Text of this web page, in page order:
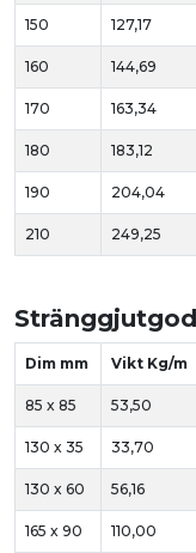
150 127,17
160 144,69
170 163,34
180 183,12
190 204,04
210 249,25
Dim mm Vikt Kg/m
85 x 85 53,50
130 x 35 33,70
130 x 60 56,16
165 x 90 110,00